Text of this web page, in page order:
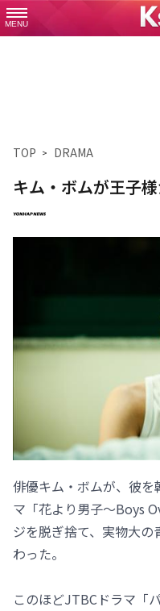
MENU
TOP DRAMA
キム・ボムが王子
俳優キム・ボムが、彼
マ「花より男子～Boys
ジを脱ぎ捨て、実物大
わった。
このほどJTBCドラマ「